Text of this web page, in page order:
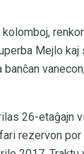
Mejlo
26-etaĝajn
rezervon